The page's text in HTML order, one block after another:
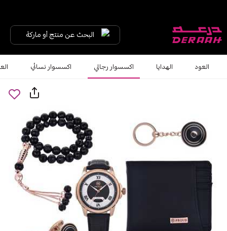
البحث عن منتج أو ماركة
العود الهدايا اكسسوار رجالي اكسسوار نسائي